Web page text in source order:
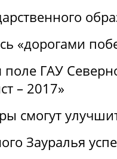
«дорогами
ГАУ
– 2017»
смогут
Зауралья